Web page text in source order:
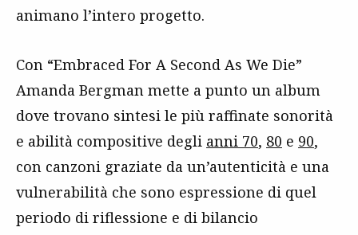
animano l’intero progetto.
Con “Embraced For A Second As We Die”
Amanda Bergman mette a punto un album
dove trovano sintesi le più raffinate sonorità
e abilità compositive degli anni 70, 80 e 90,
con canzoni graziate da un’autenticità e una
vulnerabilità che sono espressione di quel
periodo di riflessione e di bilancio